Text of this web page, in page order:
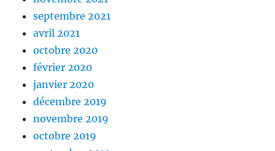
septembre 2021
avril 2021
octobre 2020
février 2020
janvier 2020
décembre 2019
novembre 2019
octobre 2019